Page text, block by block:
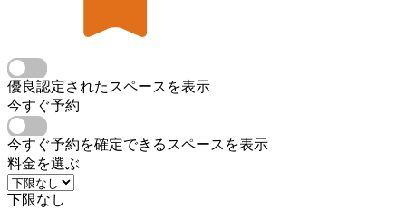
優良認定されたスペースを表示
今すぐ予約
今すぐ予約を確定できるスペースを表示
料金を選ぶ
下限なし